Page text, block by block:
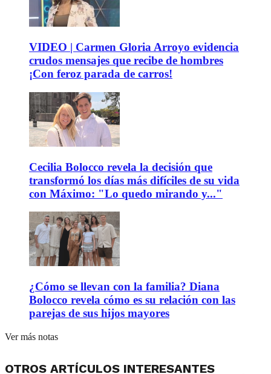
VIDEO | Carmen Gloria Arroyo evidencia
crudos mensajes que recibe de hombres
¡Con feroz parada de carros!
Cecilia Bolocco revela la decisión que
transformó los días más difíciles de su vida
con Máximo: "Lo quedo mirando y..."
¿Cómo se llevan con la familia? Diana
Bolocco revela cómo es su relación con las
parejas de sus hijos mayores
Ver más notas
OTROS ARTÍCULOS INTERESANTES